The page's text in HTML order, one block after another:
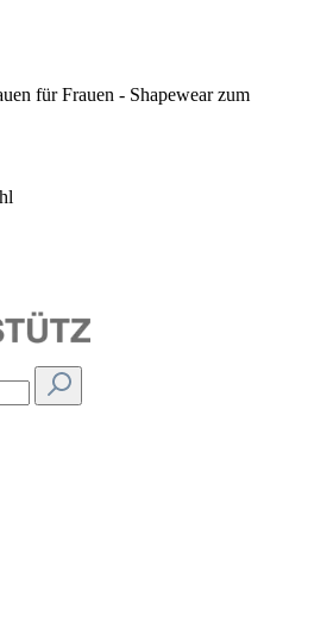
für Frauen - Shapewear zum